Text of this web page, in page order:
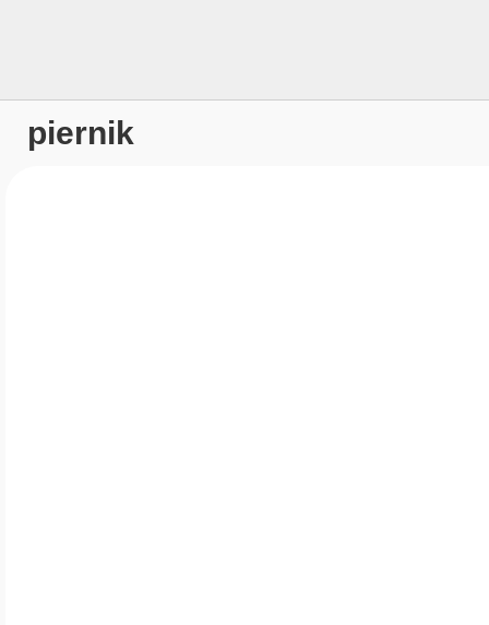
piernik